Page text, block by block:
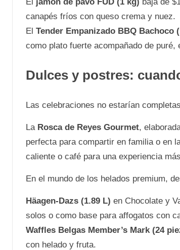
canapés fríos con queso crema y nuez.
El Tender Empanizado BBQ Bachoco
como plato fuerte acompañado de puré,
Dulces y postres:
Las celebraciones no estarían
La Rosca de Reyes Gourmet,
perfecta para compartir en familia o en
caliente o café para una experiencia
En el mundo de los helados premium,
Häagen-Dazs (1.89 L) en Chocolate y
solos o como base para affogatos con
Waffles Belgas Member’s Mark (24
con helado y fruta.